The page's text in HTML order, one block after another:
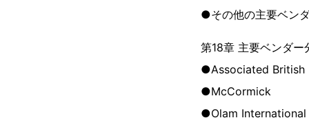
●その他の主要ベン
第18章 主要ベンダー
●Associated British
●McCormick
●Olam International